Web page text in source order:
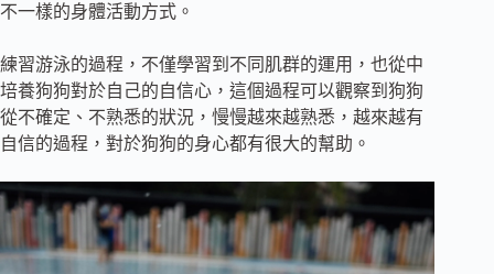
不一樣的身體活動方式。
練習游泳的過程，不僅學習到不同肌群的運用，也從中
培養狗狗對於自己的自信心，這個過程可以觀察到狗狗
從不確定、不熟悉的狀況，慢慢越來越熟悉，越來越有
自信的過程，對於狗狗的身心都有很大的幫助。